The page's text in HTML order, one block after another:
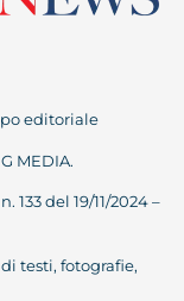
editoriale
MEDIA.
del 19/11/2024 –
testi, fotografie,